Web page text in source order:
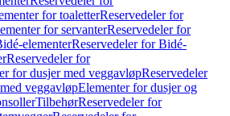
for toaletterReservedeler for
for servanterReservedeler for
elementerReservedeler for Bidé-
Reservedeler for
for dusjer med veggavløpReservedeler
veggavløpElementer for dusjer og
TilbehørReservedeler for